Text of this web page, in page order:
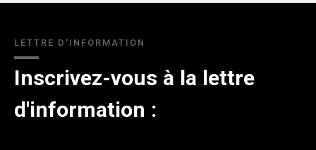
LETTRE D'INFORMATION
Inscrivez-vous à la lettre
d'information :